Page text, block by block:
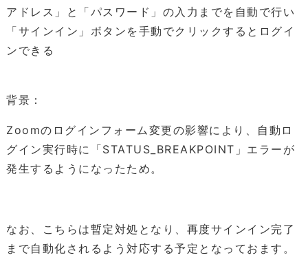
アドレス」と「パスワード」の入力までを自動で行い
「サインイン」ボタンを手動でクリックするとログイ
ンできる
背景：
Zoomのログインフォーム変更の影響により、自動ロ
グイン実行時に「STATUS_BREAKPOINT」エラーが
発生するようになったため。
なお、こちらは暫定対処となり、再度サインイン完了
まで自動化されるよう対応する予定となっておます。